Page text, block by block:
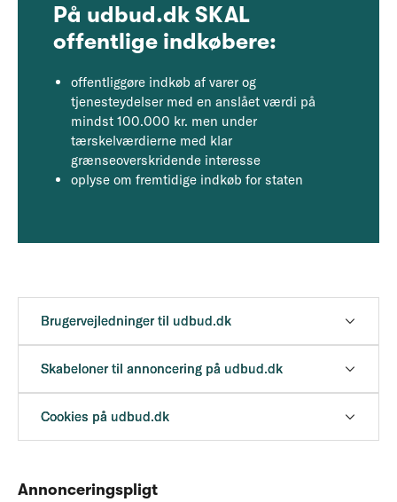
På udbud.dk SKAL
offentlige indkøbere:
offentliggøre indkøb af varer og
tjenesteydelser med en anslået værdi på
mindst 100.000 kr. men under
tærskelværdierne med klar
grænseoverskridende interesse
oplyse om fremtidige indkøb for staten
Brugervejledninger til udbud.dk
Skabeloner til annoncering på udbud.dk
Cookies på udbud.dk
Annonceringspligt